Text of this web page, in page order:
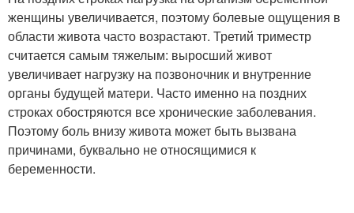
женщины увеличивается, поэтому болевые ощущения в
области живота часто возрастают. Третий триместр
считается самым тяжелым: выросший живот
увеличивает нагрузку на позвоночник и внутренние
органы будущей матери. Часто именно на поздних
строках обостряются все хронические заболевания.
Поэтому боль внизу живота может быть вызвана
причинами, буквально не относящимися к
беременности.